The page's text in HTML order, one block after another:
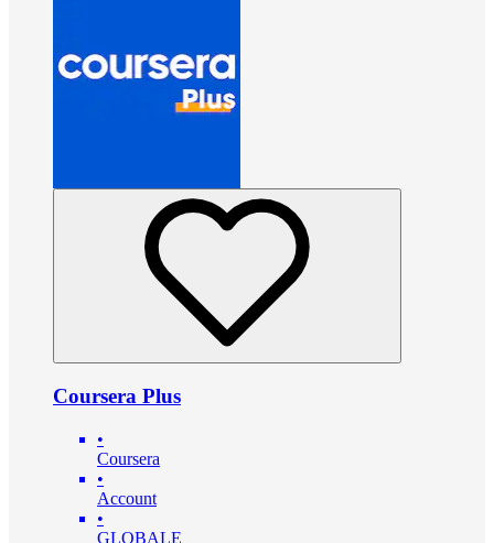
Coursera Plus
•
Coursera
•
Account
•
GLOBALE